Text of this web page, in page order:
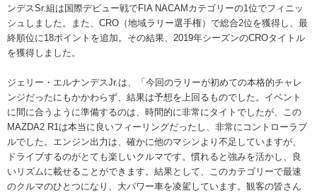
ンデスSr.組は国際デビュー戦でFIA NACAMカテゴリーの1位でフィニッ
シュしました。また、CRO（地域ラリー選手権）で総合2位を獲得し、最
終順位に18ポイントを追加。その結果、2019年シーズンのCROタイトル
を獲得しました。
ジェリー・エルナンデスJr.は、「今回のラリーが初めての本格的チャレ
ンジだったにもかかわらず、結果は予想を上回るものでした。イベント
に間に合うように準備するのは、時間的に非常にタイトでしたが、この
MAZDA2 R1は本当に良いフィーリングだったし、非常にコントローラブ
ルでした。エンジン出力は、確かに他のマシンより不足していますが、
ドライブするのがとても楽しいクルマです。慣れると強みを活かし、良
いリズムに載せることができます。結果として、このカテゴリーで最速
のクルマのひとつになり、大パワー車を凌駕しています。観客の皆さん